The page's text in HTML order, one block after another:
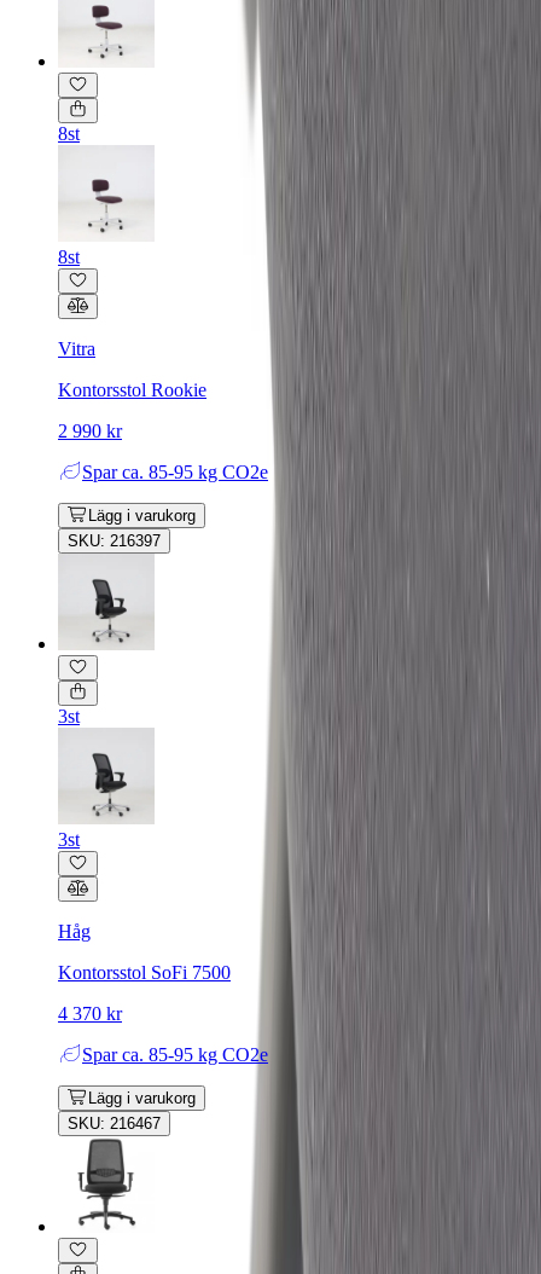
8st
8st
Vitra
Kontorsstol Rookie
2 990 kr
Spar ca. 85-95 kg CO2e
Lägg i varukorg
SKU: 216397
3st
3st
Håg
Kontorsstol SoFi 7500
4 370 kr
Spar ca. 85-95 kg CO2e
Lägg i varukorg
SKU: 216467